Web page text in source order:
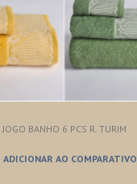
JOGO BANHO 6 PCS R. TURIM
ADICIONAR AO COMPARATIVO